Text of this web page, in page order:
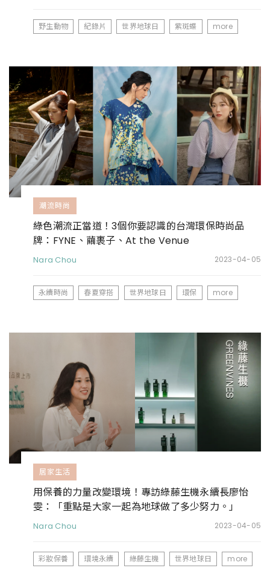
野生動物 紀錄片 世界地球日 紫斑蝶 more
潮流時尚
綠色潮流正當道！3個你要認識的台灣環保時尚品
牌：FYNE、繭裹子、At the Venue
Nara Chou 2023-04-05
永續時尚 春夏穿搭 世界地球日 環保 more
居家生活
用保養的力量改變環境！專訪綠藤生機永續長廖怡
雯：「重點是大家一起為地球做了多少努力。」
Nara Chou 2023-04-05
彩妝保養 環境永續 綠藤生機 世界地球日 more